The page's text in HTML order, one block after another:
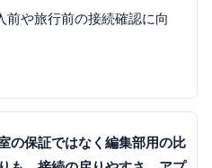
や旅行前の接続確認に向
の保証ではなく編集部用の比